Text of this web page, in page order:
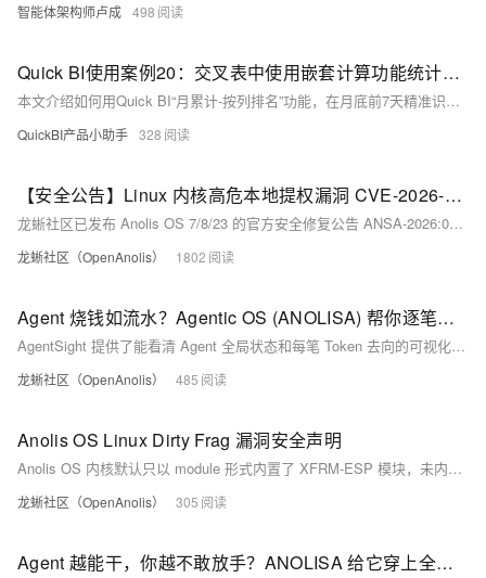
智能体架构师卢成 498
Quick BI使用案例20：交叉表中使用嵌套计算功能统计各个区域月累计订单金额及排名
本文介绍如何用Quick BI“月累计-按列排名”功能，在月底前7天精准识别安全区、冲刺区、止损区，动态调配资源，提升月度KPI达标率。（239字）
QuickBI产品小助手 328
【安全公告】Linux 内核高危本地提权漏洞 CVE-2026-31431 龙蜥已修复，请及时升级更新
龙蜥社区已发布 Anolis OS 7/8/23 的官方安全修复公告 ANSA-2026:0566、ANSA-2026:0565、ANSA-2026:0564。受影响用户请立即完成修复。
龙蜥社区（OpenAnolis） 1802
Agent 烧钱如流水？Agentic OS (ANOLISA) 帮你逐笔看清 Token 账单
AgentSight 提供了能看清 Agent 全局状态和每笔 Token 去向的可视化面板。
龙蜥社区（OpenAnolis） 485
Anolis OS Linux Dirty Frag 漏洞安全声明
Anolis OS 内核默认只以 module 形式内置了 XFRM-ESP 模块，未内置 RXRPC 模块，因此只有 esp4/esp6 受影响。
龙蜥社区（OpenAnolis） 305
Agent 越能干，你越不敢放手？ANOLISA 给它穿上全套防护